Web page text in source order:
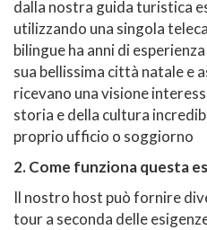
dalla nostra guida turistica
utilizzando una singola
bilingue ha anni di
sua bellissima città natale e
ricevano una visione
storia e della cultura
proprio ufficio o soggiorno
2. Come funziona questa
Il nostro host può fornire
tour a seconda delle